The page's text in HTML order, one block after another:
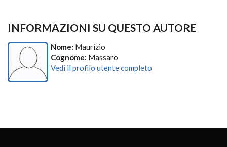
INFORMAZIONI SU QUESTO AUTORE
Nome: Maurizio
Cognome: Massaro
Vedi il profilo utente completo